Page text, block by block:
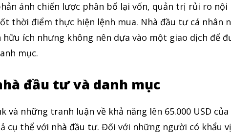
ánh chiến lược phân bổ lại vốn, quản trị rủi ro nội
thời điểm thực hiện lệnh mua. Nhà đầu tư cá nhân
ích nhưng không nên dựa vào một giao dịch để
mục.
đầu tư và danh mục
và những tranh luận về khả năng lên 65.000 USD của
cụ thể với nhà đầu tư. Đối với những người có khẩu vị